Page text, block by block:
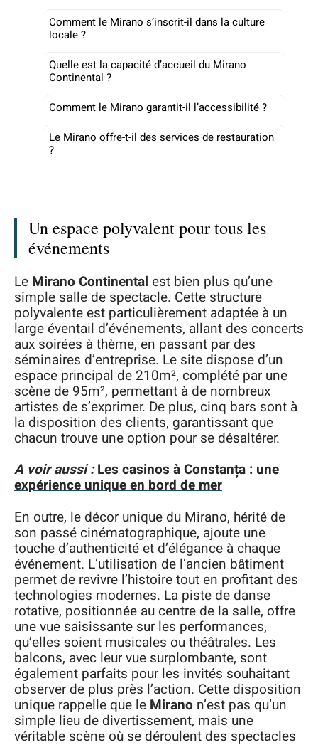
Comment le Mirano s’inscrit-il dans la culture
locale ?
Quelle est la capacité d’accueil du Mirano
Continental ?
Comment le Mirano garantit-il l’accessibilité ?
Le Mirano offre-t-il des services de restauration
?
Un espace polyvalent pour tous les
événements
Le Mirano Continental est bien plus qu’une
simple salle de spectacle. Cette structure
polyvalente est particulièrement adaptée à un
large éventail d’événements, allant des concerts
aux soirées à thème, en passant par des
séminaires d’entreprise. Le site dispose d’un
espace principal de 210m², complété par une
scène de 95m², permettant à de nombreux
artistes de s’exprimer. De plus, cinq bars sont à
la disposition des clients, garantissant que
chacun trouve une option pour se désaltérer.
A voir aussi :Les casinos à Constanța : une
expérience unique en bord de mer
En outre, le décor unique du Mirano, hérité de
son passé cinématographique, ajoute une
touche d’authenticité et d’élégance à chaque
événement. L’utilisation de l’ancien bâtiment
permet de revivre l’histoire tout en profitant des
technologies modernes. La piste de danse
rotative, positionnée au centre de la salle, offre
une vue saisissante sur les performances,
qu’elles soient musicales ou théâtrales. Les
balcons, avec leur vue surplombante, sont
également parfaits pour les invités souhaitant
observer de plus près l’action. Cette disposition
unique rappelle que le Mirano n’est pas qu’un
simple lieu de divertissement, mais une
véritable scène où se déroulent des spectacles